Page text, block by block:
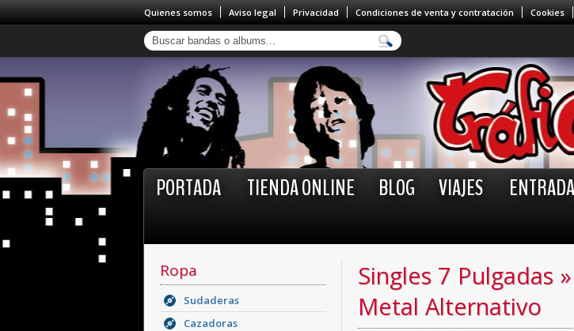
Quienes somos Aviso legal Privacidad Condiciones de venta y contratación Cookies
PORTADA TIENDA ONLINE BLOG VIAJES
Ropa
Sudaderas
Cazadoras
Singles 7 Pulgadas »
Metal Alternativo